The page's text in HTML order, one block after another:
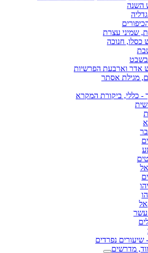
השנה
שמיני עצרת
כסלו, חנוכה
אדר וארבעת הפרשיות
מגילת אסתר
- כללי, ביקורת המקרא
עשר
שיעורים נפרדים
מדרשים